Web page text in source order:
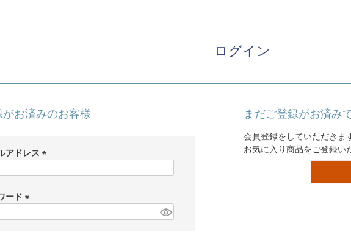
対応 七五三・発表会・記念撮影
Web または お電話
ヘアメイク・着付け
ログイン
お済みのお客様
アドレス
)
ード
まだご登録がお済み
会員登録をしていただきま
お気に入り商品をご登録い